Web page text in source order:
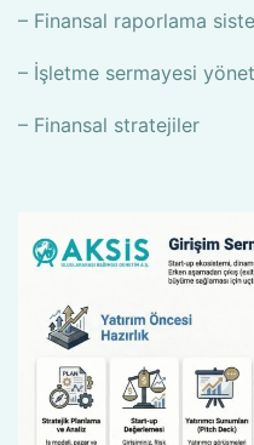
– Finansal raporlama
– İşletme sermayesi
– Finansal stratejiler